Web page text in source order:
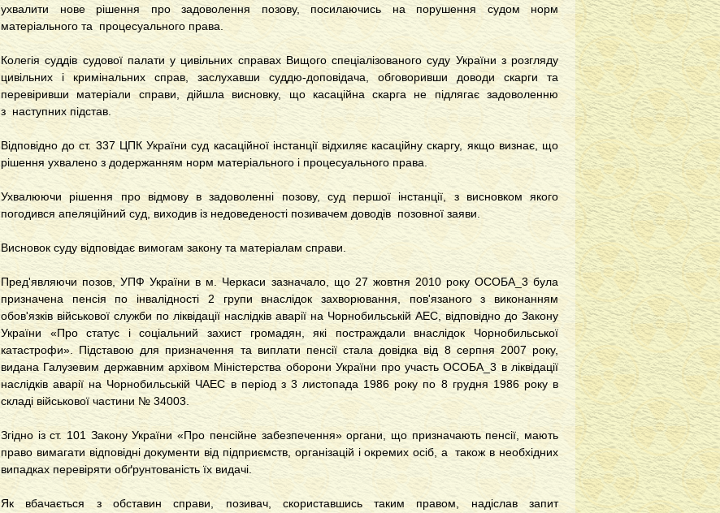
ухвалити нове рішення про задоволення позову, посилаючись на порушення судом норм
матеріального та процесуального права.
Колегія суддів судової палати у цивільних справах Вищого спеціалізованого суду України з розгляду
цивільних і кримінальних справ, заслухавши суддю-доповідача, обговоривши доводи скарги та
перевіривши матеріали справи, дійшла висновку, що касаційна скарга не підлягає задоволенню
з наступних підстав.
Відповідно дост. 337 ЦПК України суд касаційної інстанції відхиляє касаційну скаргу, якщо визнає, що
рішення ухвалено з додержанням норм матеріального і процесуального права.
Ухвалюючи рішення про відмову в задоволенні позову, суд першої інстанції, з висновком якого
погодився апеляційний суд, виходив із недоведеності позивачем доводів позовної заяви.
Висновок суду відповідає вимогам закону та матеріалам справи.
Пред'являючи позов, УПФ України в м. Черкаси зазначало, що 27 жовтня 2010 року ОСОБА_3 була
призначена пенсія по інвалідності 2 групи внаслідок захворювання, пов'язаного з виконанням
обов'язків військової служби по ліквідації наслідків аварії на Чорнобильській АЕС, відповідно до Закону
України «Про статус і соціальний захист громадян, які постраждали внаслідок Чорнобильської
катастрофи». Підставою для призначення та виплати пенсії стала довідка від 8 серпня 2007 року,
видана Галузевим державним архівом Міністерства оборони України про участь ОСОБА_3 в ліквідації
наслідків аварії на Чорнобильській ЧАЕС в період з 3 листопада 1986 року по 8 грудня 1986 року в
складі військової частини № 34003.
Згідно ізст. 101 Закону України «Про пенсійне забезпечення»органи, що призначають пенсії, мають
право вимагати відповідні документи від підприємств, організацій і окремих осіб, а також в необхідних
випадках перевіряти обґрунтованість їх видачі.
Як вбачається з обставин справи, позивач, скориставшись таким правом, надіслав запит